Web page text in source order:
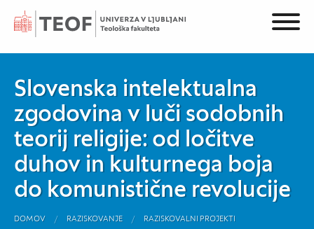
Slovenska intelektualna
zgodovina v luči sodobnih
teorij religije: od ločitve
duhov in kulturnega boja
do komunistične revolucije
DOMOV RAZISKOVANJE RAZISKOVALNI PROJEKTI